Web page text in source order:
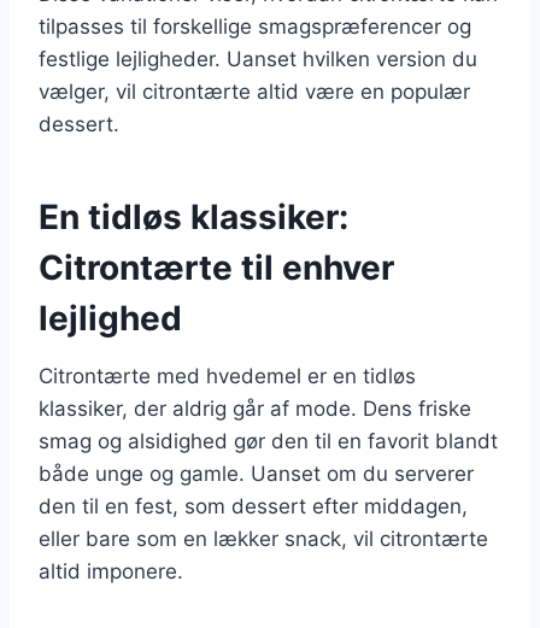
tilpasses til forskellige smagspræferencer og
festlige lejligheder. Uanset hvilken version du
vælger, vil citrontærte altid være en populær
dessert.
En tidløs klassiker:
Citrontærte til enhver
lejlighed
Citrontærte med hvedemel er en tidløs
klassiker, der aldrig går af mode. Dens friske
smag og alsidighed gør den til en favorit blandt
både unge og gamle. Uanset om du serverer
den til en fest, som dessert efter middagen,
eller bare som en lækker snack, vil citrontærte
altid imponere.